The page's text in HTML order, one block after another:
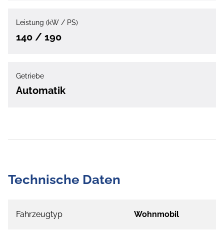
Leistung (kW / PS)
140 / 190
Getriebe
Automatik
Technische Daten
Fahrzeugtyp Wohnmobil